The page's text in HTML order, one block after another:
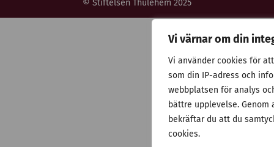
Vi värnar om din
Vi använder cookies för
som din IP-adress och
webbplatsen för analys
bättre upplevelse.
bekräftar du att du
cookies.
© Stiftelsen Thulehem 2025